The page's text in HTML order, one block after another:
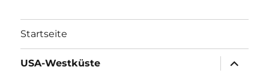
Startseite
USA-Westküste
öffnen